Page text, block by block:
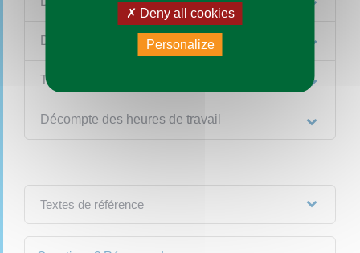
Durées maximales de travail
Temps de pause
Décompte des heures de travail
Textes de référence
Deny all cookies
Personalize